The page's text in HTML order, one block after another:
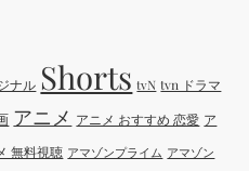
ナル Shorts tvN tvn ドラマ
アニメ アニメ おすすめ 恋愛 ア
無料視聴 アマゾンプライム アマゾン